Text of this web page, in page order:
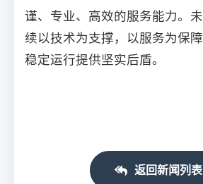
谨、专业、高效的服务能力。
续以技术为支撑，以服务为保
稳定运行提供坚实后盾。
返回新闻列表